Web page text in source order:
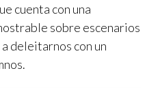
cuenta con una
sobre escenarios
deleitarnos con un